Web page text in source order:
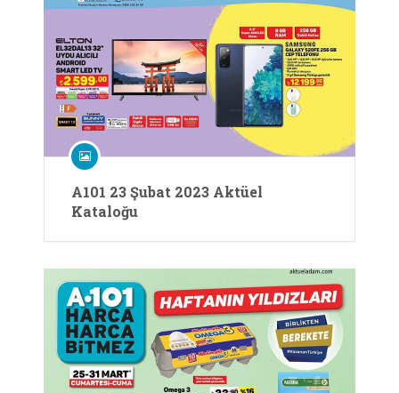
A101 23 Şubat 2023 Aktüel
Kataloğu